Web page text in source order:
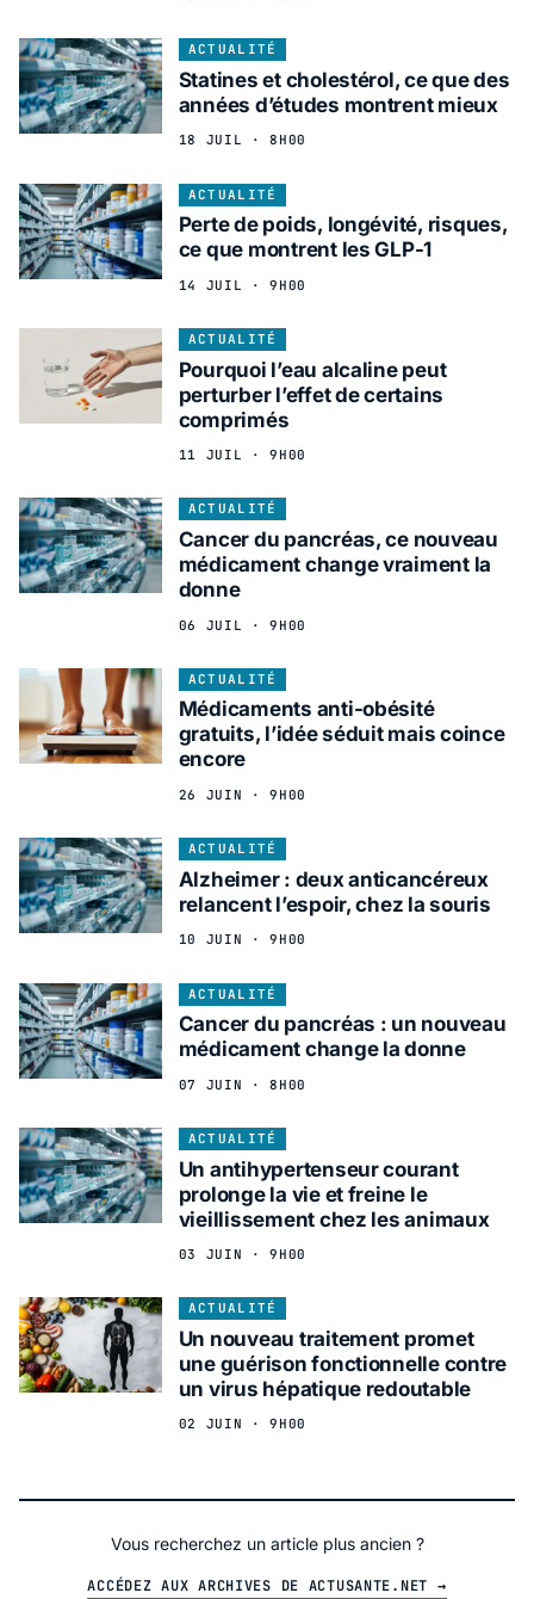
ACTUALITÉ
Statines et cholestérol, ce que des
années d’études montrent mieux
18 JUIL · 8H00
ACTUALITÉ
Perte de poids, longévité, risques,
ce que montrent les GLP-1
14 JUIL · 9H00
ACTUALITÉ
Pourquoi l’eau alcaline peut
perturber l’effet de certains
comprimés
11 JUIL · 9H00
ACTUALITÉ
Cancer du pancréas, ce nouveau
médicament change vraiment la
donne
06 JUIL · 9H00
ACTUALITÉ
Médicaments anti-obésité
gratuits, l’idée séduit mais coince
encore
26 JUIN · 9H00
ACTUALITÉ
Alzheimer : deux anticancéreux
relancent l’espoir, chez la souris
10 JUIN · 9H00
ACTUALITÉ
Cancer du pancréas : un nouveau
médicament change la donne
07 JUIN · 8H00
ACTUALITÉ
Un antihypertenseur courant
prolonge la vie et freine le
vieillissement chez les animaux
03 JUIN · 9H00
ACTUALITÉ
Un nouveau traitement promet
une guérison fonctionnelle contre
un virus hépatique redoutable
02 JUIN · 9H00
Vous recherchez un article plus ancien ?
ACCÉDEZ AUX ARCHIVES DE ACTUSANTE.NET →